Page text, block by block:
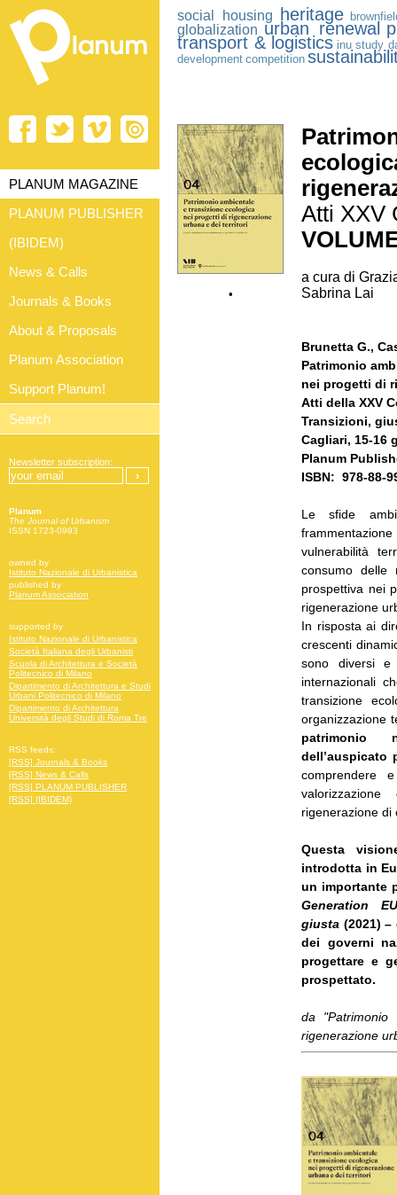
social housing heritage
globalization urban renewal
transport & logistics inu study
development competition
•
Atti XXV
a cura di
Sabrina Lai
Brunetta G.,
Patrimonio
nei progetti di
Atti della XXV
Transizioni,
Cagliari, 15-16
Planum
ISBN: 978-88-
Le sfide
vulnerabilità
consumo delle
prospettiva nei
rigenerazione
In risposta ai
crescenti
sono diversi
internazionali
transizione
organizzazione
patrimonio
dell’auspicato
comprendere
rigenerazione di
Questa
introdotta in
un importante
Generation EU
giusta (2021)
dei governi
progettare e
prospettato.
da "Patrimonio
rigenerazione
PLANUM MAGAZINE
PLANUM PUBLISHER
(IBIDEM)
News & Calls
Journals & Books
About & Proposals
Planum Association
Support Planum!
Newsletter subscription:
Planum
The Journal of Urbanism
ISSN 1723-0993
owned by
Istituto Nazionale di Urbanistica
published by
Planum Association
supported by
Istituto Nazionale di Urbanistica
Società Italiana degli Urbanisti
Scuola di Architettura e Società
Politecnico di Milano
Dipartimento di Architettura e Studi
Urbani Politecnico di Milano
Dipartimento di Architettura
Università degli Studi di Roma Tre
RSS feeds:
[RSS] Journals & Books
[RSS] News & Calls
[RSS] PLANUM PUBLISHER
[RSS] (IBIDEM)